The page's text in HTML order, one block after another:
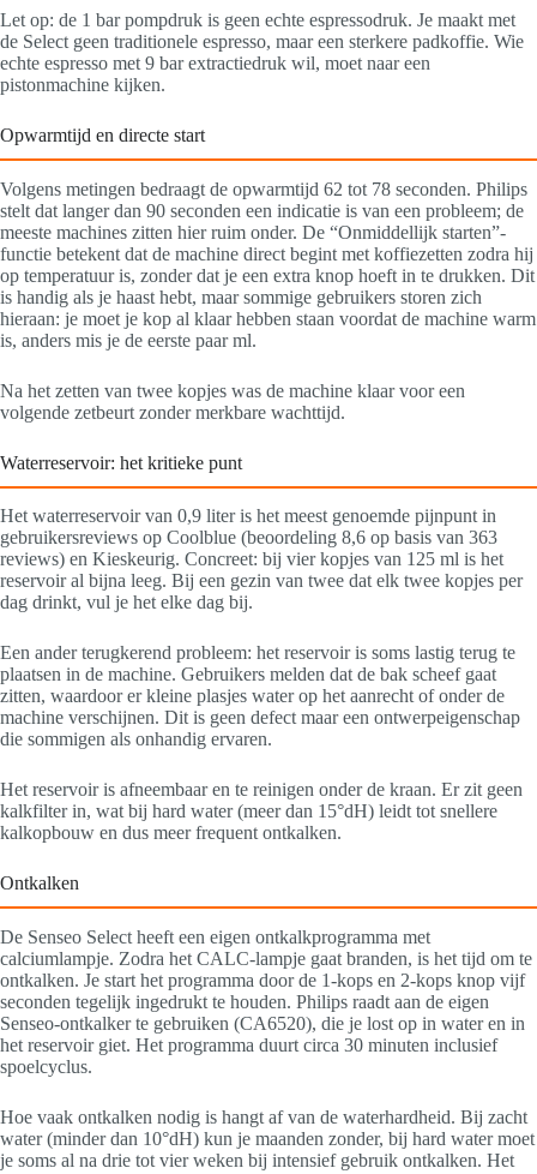
Let op: de 1 bar pompdruk is geen echte espressodruk. Je maakt met
de Select geen traditionele espresso, maar een sterkere padkoffie. Wie
echte espresso met 9 bar extractiedruk wil, moet naar een
pistonmachine kijken.
Opwarmtijd en directe start
Volgens metingen bedraagt de opwarmtijd 62 tot 78 seconden. Philips
stelt dat langer dan 90 seconden een indicatie is van een probleem; de
meeste machines zitten hier ruim onder. De “Onmiddellijk starten”-
functie betekent dat de machine direct begint met koffiezetten zodra hij
op temperatuur is, zonder dat je een extra knop hoeft in te drukken. Dit
is handig als je haast hebt, maar sommige gebruikers storen zich
hieraan: je moet je kop al klaar hebben staan voordat de machine warm
is, anders mis je de eerste paar ml.
Na het zetten van twee kopjes was de machine klaar voor een
volgende zetbeurt zonder merkbare wachttijd.
Waterreservoir: het kritieke punt
Het waterreservoir van 0,9 liter is het meest genoemde pijnpunt in
gebruikersreviews op Coolblue (beoordeling 8,6 op basis van 363
reviews) en Kieskeurig. Concreet: bij vier kopjes van 125 ml is het
reservoir al bijna leeg. Bij een gezin van twee dat elk twee kopjes per
dag drinkt, vul je het elke dag bij.
Een ander terugkerend probleem: het reservoir is soms lastig terug te
plaatsen in de machine. Gebruikers melden dat de bak scheef gaat
zitten, waardoor er kleine plasjes water op het aanrecht of onder de
machine verschijnen. Dit is geen defect maar een ontwerpeigenschap
die sommigen als onhandig ervaren.
Het reservoir is afneembaar en te reinigen onder de kraan. Er zit geen
kalkfilter in, wat bij hard water (meer dan 15°dH) leidt tot snellere
kalkopbouw en dus meer frequent ontkalken.
Ontkalken
De Senseo Select heeft een eigen ontkalkprogramma met
calciumlampje. Zodra het CALC-lampje gaat branden, is het tijd om te
ontkalken. Je start het programma door de 1-kops en 2-kops knop vijf
seconden tegelijk ingedrukt te houden. Philips raadt aan de eigen
Senseo-ontkalker te gebruiken (CA6520), die je lost op in water en in
het reservoir giet. Het programma duurt circa 30 minuten inclusief
spoelcyclus.
Hoe vaak ontkalken nodig is hangt af van de waterhardheid. Bij zacht
water (minder dan 10°dH) kun je maanden zonder, bij hard water moet
je soms al na drie tot vier weken bij intensief gebruik ontkalken. Het